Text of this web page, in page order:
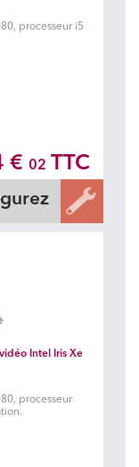
processeur i5
€ 02 TTC
Intel Iris Xe
processeur